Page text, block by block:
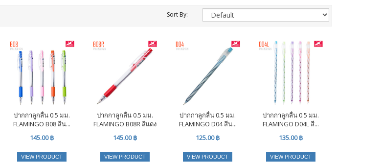
Sort By:
ปากกาลูกลื่น 0.5 มม.
FLAMINGO B08 สีน...
145.00 ฿
VIEW PRODUCT
ปากกาลูกลื่น 0.5 มม.
FLAMINGO B08R สีแดง
145.00 ฿
VIEW PRODUCT
ปากกาลูกลื่น 0.5 มม.
FLAMINGO D04 สีน...
125.00 ฿
VIEW PRODUCT
ปากกาลูกลื่น 0.5 มม.
FLAMINGO D04L สี...
135.00 ฿
VIEW PRODUCT